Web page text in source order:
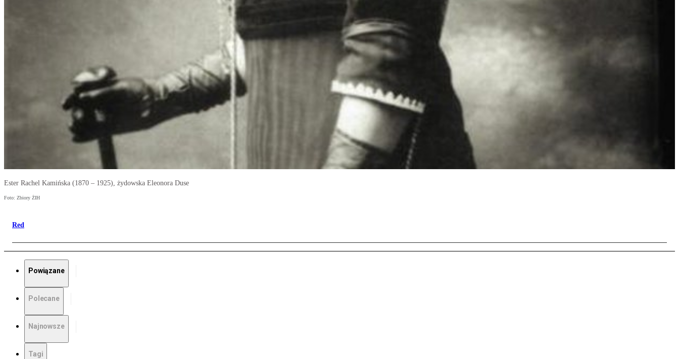
Ester Rachel Kamińska (1870 – 1925), żydowska Eleonora Duse
Foto: Zbiory ŻIH
Red
Powiązane
Polecane
Najnowsze
Tagi